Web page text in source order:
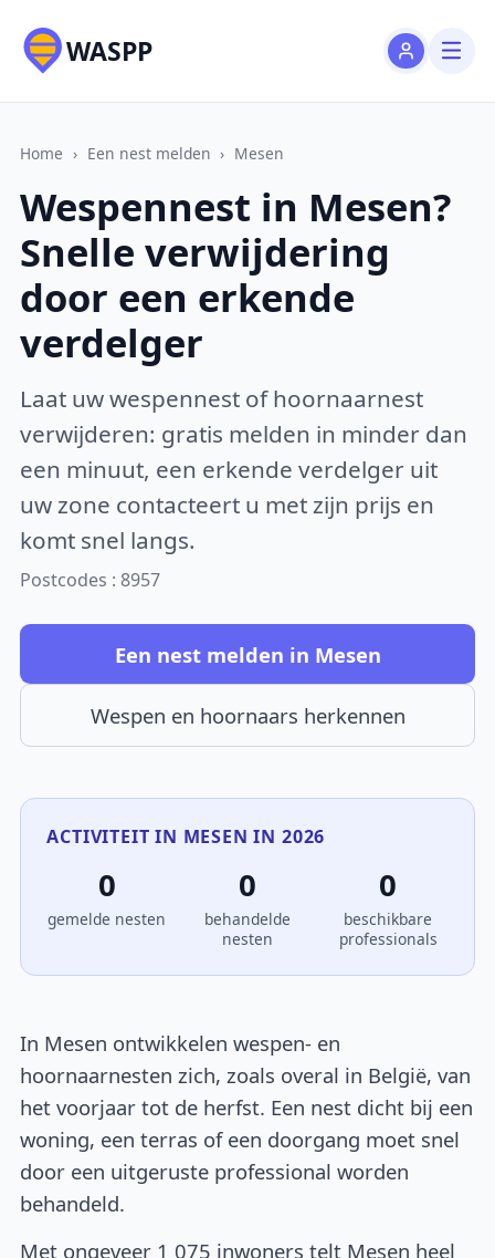
WASPP
Home › Een nest melden › Mesen
Wespennest in Mesen?
Snelle verwijdering
door een erkende
verdelger
Laat uw wespennest of hoornaarnest
verwijderen: gratis melden in minder dan
een minuut, een erkende verdelger uit
uw zone contacteert u met zijn prijs en
komt snel langs.
Postcodes : 8957
Een nest melden in Mesen
Wespen en hoornaars herkennen
ACTIVITEIT IN MESEN IN 2026
0
gemelde nesten
0
behandelde
nesten
0
beschikbare
professionals
In Mesen ontwikkelen wespen- en
hoornaarnesten zich, zoals overal in België, van
het voorjaar tot de herfst. Een nest dicht bij een
woning, een terras of een doorgang moet snel
door een uitgeruste professional worden
behandeld.
Met ongeveer 1 075 inwoners telt Mesen heel